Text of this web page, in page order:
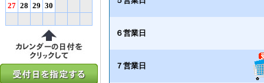
27 28 29 30
６営業日
７営業日